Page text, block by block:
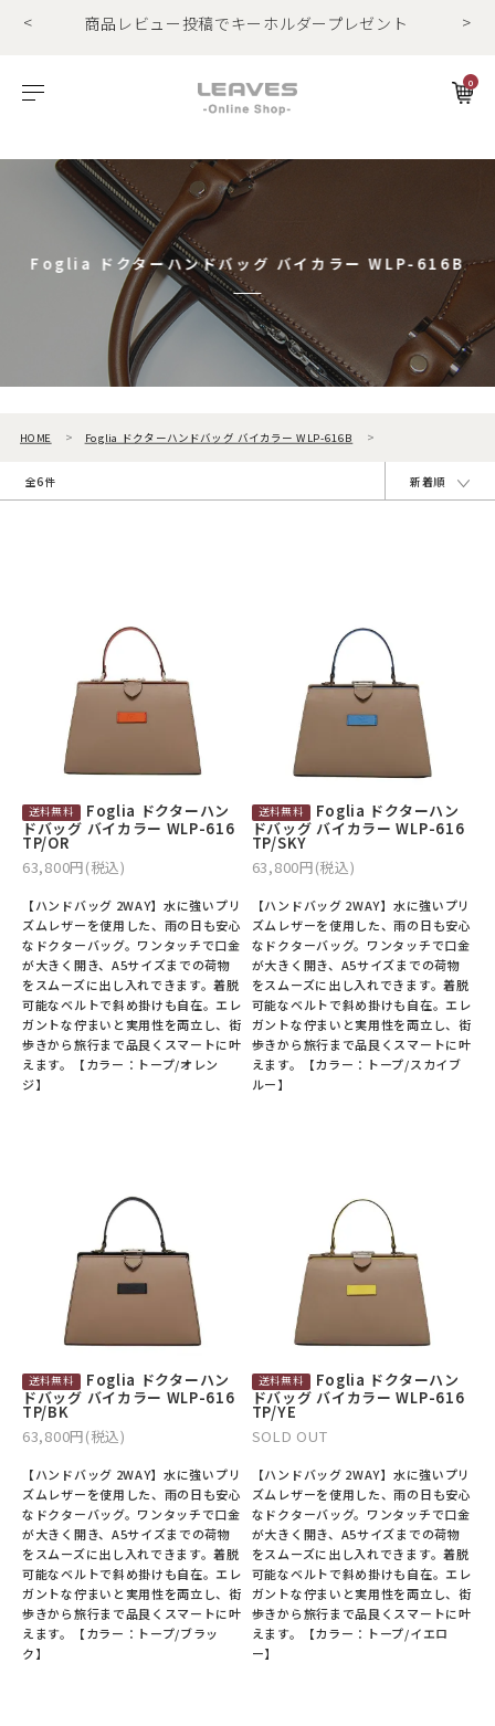
<
商品レビュー投稿でキーホルダープレゼント
商品レビュー投稿でキーホルダープレゼント
>
0
Foglia ドクターハンドバッグ バイカラー WLP-616B
HOME Foglia ドクターハンドバッグ バイカラー WLP-616B
全6件 新着順
Foglia ドクターハン
ドバッグ バイカラー WLP-616
TP/OR
63,800円(税込)
【ハンドバッグ 2WAY】水に強いプリ
ズムレザーを使用した、雨の日も安心
なドクターバッグ。ワンタッチで口金
が大きく開き、A5サイズまでの荷物
をスムーズに出し入れできます。着脱
可能なベルトで斜め掛けも自在。エレ
ガントな佇まいと実用性を両立し、街
歩きから旅行まで品良くスマートに叶
えます。【カラー：トープ/オレン
ジ】
Foglia ドクターハン
ドバッグ バイカラー WLP-616
TP/SKY
63,800円(税込)
【ハンドバッグ 2WAY】水に強いプリ
ズムレザーを使用した、雨の日も安心
なドクターバッグ。ワンタッチで口金
が大きく開き、A5サイズまでの荷物
をスムーズに出し入れできます。着脱
可能なベルトで斜め掛けも自在。エレ
ガントな佇まいと実用性を両立し、街
歩きから旅行まで品良くスマートに叶
えます。【カラー：トープ/スカイブ
ルー】
Foglia ドクターハン
ドバッグ バイカラー WLP-616
TP/BK
63,800円(税込)
【ハンドバッグ 2WAY】水に強いプリ
ズムレザーを使用した、雨の日も安心
なドクターバッグ。ワンタッチで口金
が大きく開き、A5サイズまでの荷物
をスムーズに出し入れできます。着脱
可能なベルトで斜め掛けも自在。エレ
ガントな佇まいと実用性を両立し、街
歩きから旅行まで品良くスマートに叶
えます。【カラー：トープ/ブラッ
ク】
Foglia ドクターハン
ドバッグ バイカラー WLP-616
TP/YE
SOLD OUT
【ハンドバッグ 2WAY】水に強いプリ
ズムレザーを使用した、雨の日も安心
なドクターバッグ。ワンタッチで口金
が大きく開き、A5サイズまでの荷物
をスムーズに出し入れできます。着脱
可能なベルトで斜め掛けも自在。エレ
ガントな佇まいと実用性を両立し、街
歩きから旅行まで品良くスマートに叶
えます。【カラー：トープ/イエロ
ー】
ビジネスバッグ ショルダーバッグ
ダレスバッグ
ショルダーバッグ
ミッフィー×リーブス
メイドインジャパン
ビゾンテレザー
ゼナックレザー
フラットシュリンクレザー
プリズムレザー
シュリンクレザー
ケア用品
ご利用ガイド
ギフト
特集
Foglia工房の革紹介。Vol.1
レザー１